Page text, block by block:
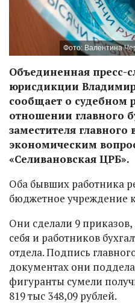
Фото: Валентина
Объединенная пресс-
юрисдикции
сообщает о судебном
отношении главного
заместителя главного
экономическим
«Селивановская ЦРБ».
Оба бывших работника
бюджетное учреждение
Они сделали 9
себя и работников
отдела. Подпись
документах они
фигуранты сумели
819 тыс 348,09 рублей.